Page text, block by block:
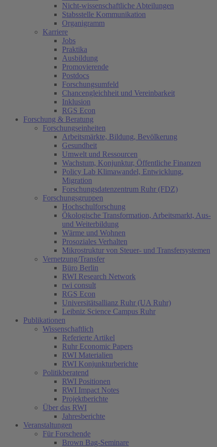
Nicht-wissenschaftliche Abteilungen
Stabsstelle Kommunikation
Organigramm
Karriere
Jobs
Praktika
Ausbildung
Promovierende
Postdocs
Forschungsumfeld
Chancengleichheit und Vereinbarkeit
Inklusion
RGS Econ
Forschung & Beratung
Forschungseinheiten
Arbeitsmärkte, Bildung, Bevölkerung
Gesundheit
Umwelt und Ressourcen
Wachstum, Konjunktur, Öffentliche Finanzen
Policy Lab Klimawandel, Entwicklung,
Migration
Forschungsdatenzentrum Ruhr (FDZ)
Forschungsgruppen
Hochschulforschung
Ökologische Transformation, Arbeitsmarkt, Aus-
und Weiterbildung
Wärme und Wohnen
Prosoziales Verhalten
Mikrostruktur von Steuer- und Transfersystemen
Vernetzung/Transfer
Büro Berlin
RWI Research Network
rwi consult
RGS Econ
Universitätsallianz Ruhr (UA Ruhr)
Leibniz Science Campus Ruhr
Publikationen
Wissenschaftlich
Referierte Artikel
Ruhr Economic Papers
RWI Materialien
RWI Konjunkturberichte
Politikberatend
RWI Positionen
RWI Impact Notes
Projektberichte
Über das RWI
Jahresberichte
Veranstaltungen
Für Forschende
Brown Bag-Seminare